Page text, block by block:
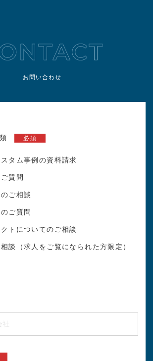
お問い合わせ
必須
タム事例の資料請求
質問
ご相談
ご質問
トについてのご相談
談（求人をご覧になられた方限定）